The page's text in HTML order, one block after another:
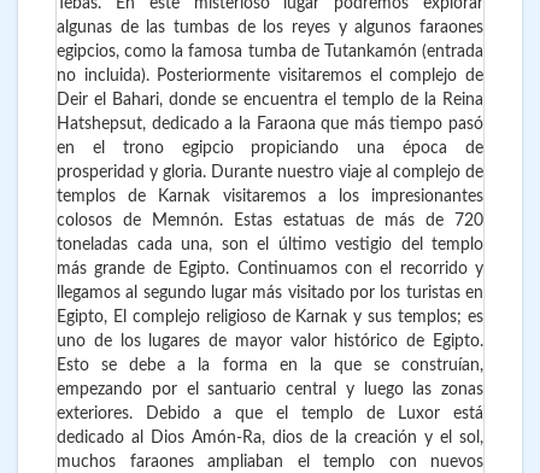
Tebas. En este misterioso lugar podremos explorar
algunas de las tumbas de los reyes y algunos faraones
egipcios, como la famosa tumba de Tutankamón (entrada
no incluida). Posteriormente visitaremos el complejo de
Deir el Bahari, donde se encuentra el templo de la Reina
Hatshepsut, dedicado a la Faraona que más tiempo pasó
en el trono egipcio propiciando una época de
prosperidad y gloria. Durante nuestro viaje al complejo de
templos de Karnak visitaremos a los impresionantes
colosos de Memnón. Estas estatuas de más de 720
toneladas cada una, son el último vestigio del templo
más grande de Egipto. Continuamos con el recorrido y
llegamos al segundo lugar más visitado por los turistas en
Egipto, El complejo religioso de Karnak y sus templos; es
uno de los lugares de mayor valor histórico de Egipto.
Esto se debe a la forma en la que se construían,
empezando por el santuario central y luego las zonas
exteriores. Debido a que el templo de Luxor está
dedicado al Dios Amón-Ra, dios de la creación y el sol,
muchos faraones ampliaban el templo con nuevos